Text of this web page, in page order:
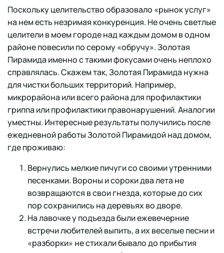
Поскольку целительство образовало «рынок услуг»
на нем есть незримая конкуренция. Не очень светлые
целители в моем городе над каждым домом в одном
районе повесили по серому «обручу». Золотая
Пирамида именно с такими фокусами очень неплохо
справлялась. Скажем так, Золотая Пирамида нужна
для чистки больших территорий. Например,
микрорайона или всего района для профилактики
гриппа или профилактики правонарушений. Аналогии
уместны. Интересные результаты получились после
ежедневной работы Золотой Пирамидой над домом,
где проживаю:
Вернулись мелкие пичуги со своими утренними
песенками. Вороны и сороки два лета не
возвращаются в свои гнезда, которые до сих
пор сохранились на деревьях во дворе.
На лавочке у подъезда были ежевечерние
встречи любителей выпить, а их веселые песни и
«разборки» не стихали бывало до прибытия